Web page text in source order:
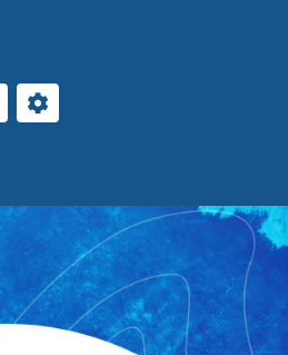
Search